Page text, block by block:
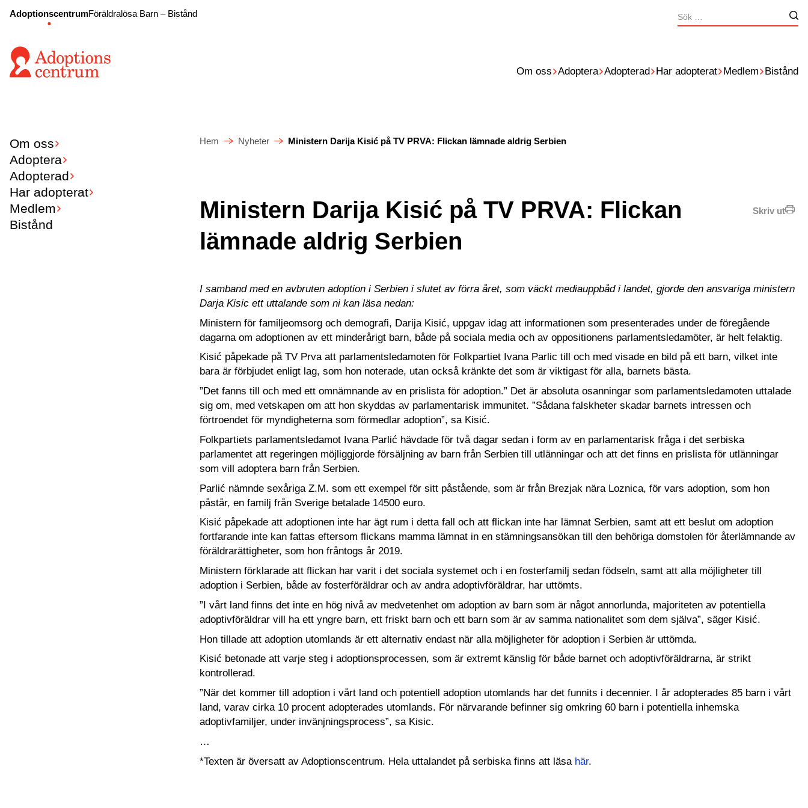
AdoptionscentrumFöräldralösa Barn – Bistånd
Sök
efter:
Om oss Adoptera Adopterad Har adopterat Medlem Bistånd
Om oss
Adoptera
Adopterad
Har adopterat
Medlem
Bistånd
Hem Nyheter Ministern Darija Kisić på TV PRVA: Flickan lämnade aldrig Serbien
Skriv ut
Ministern Darija Kisić på TV PRVA: Flickan
lämnade aldrig Serbien
I samband med en avbruten adoption i Serbien i slutet av förra året, som väckt mediauppbåd i landet, gjorde den ansvariga ministern
Darja Kisic ett uttalande som ni kan läsa nedan:
Ministern för familjeomsorg och demografi, Darija Kisić, uppgav idag att informationen som presenterades under de föregående
dagarna om adoptionen av ett minderårigt barn, både på sociala media och av oppositionens parlamentsledamöter, är helt felaktig.
Kisić påpekade på TV Prva att parlamentsledamoten för Folkpartiet Ivana Parlic till och med visade en bild på ett barn, vilket inte
bara är förbjudet enligt lag, som hon noterade, utan också kränkte det som är viktigast för alla, barnets bästa.
”Det fanns till och med ett omnämnande av en prislista för adoption.” Det är absoluta osanningar som parlamentsledamoten uttalade
sig om, med vetskapen om att hon skyddas av parlamentarisk immunitet. ”Sådana falskheter skadar barnets intressen och
förtroendet för myndigheterna som förmedlar adoption”, sa Kisić.
Folkpartiets parlamentsledamot Ivana Parlić hävdade för två dagar sedan i form av en parlamentarisk fråga i det serbiska
parlamentet att regeringen möjliggjorde försäljning av barn från Serbien till utlänningar och att det finns en prislista för utlänningar
som vill adoptera barn från Serbien.
Parlić nämnde sexåriga Z.M. som ett exempel för sitt påstående, som är från Brezjak nära Loznica, för vars adoption, som hon
påstår, en familj från Sverige betalade 14500 euro.
Kisić påpekade att adoptionen inte har ägt rum i detta fall och att flickan inte har lämnat Serbien, samt att ett beslut om adoption
fortfarande inte kan fattas eftersom flickans mamma lämnat in en stämningsansökan till den behöriga domstolen för återlämnande av
föräldrarättigheter, som hon fråntogs år 2019.
Ministern förklarade att flickan har varit i det sociala systemet och i en fosterfamilj sedan födseln, samt att alla möjligheter till
adoption i Serbien, både av fosterföräldrar och av andra adoptivföräldrar, har uttömts.
”I vårt land finns det inte en hög nivå av medvetenhet om adoption av barn som är något annorlunda, majoriteten av potentiella
adoptivföräldrar vill ha ett yngre barn, ett friskt barn och ett barn som är av samma nationalitet som dem själva”, säger Kisić.
Hon tillade att adoption utomlands är ett alternativ endast när alla möjligheter för adoption i Serbien är uttömda.
Kisić betonade att varje steg i adoptionsprocessen, som är extremt känslig för både barnet och adoptivföräldrarna, är strikt
kontrollerad.
”När det kommer till adoption i vårt land och potentiell adoption utomlands har det funnits i decennier. I år adopterades 85 barn i vårt
land, varav cirka 10 procent adopterades utomlands. För närvarande befinner sig omkring 60 barn i potentiella inhemska
adoptivfamiljer, under invänjningsprocess”, sa Kisic.
…
*Texten är översatt av Adoptionscentrum. Hela uttalandet på serbiska finns att läsa här.